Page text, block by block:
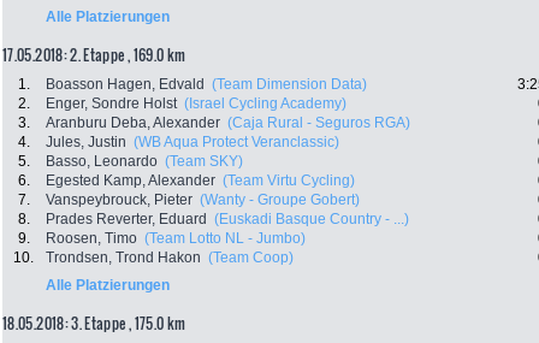
Alle Platzierungen
17.05.2018: 2. Etappe , 169.0 km
1. Boasson Hagen, Edvald (Team Dimension Data)
2.
Enger, Sondre Holst (Israel Cycling Academy)
3.
Aranburu Deba, Alexander (Caja Rural - Seguros RGA)
4.
Jules, Justin (WB Aqua Protect Veranclassic)
5.
Basso, Leonardo (Team SKY)
6.
Egested Kamp, Alexander (Team Virtu Cycling)
7.
Vanspeybrouck, Pieter (Wanty - Groupe Gobert)
8.
Prades Reverter, Eduard (Euskadi Basque Country - ...)
9.
Roosen, Timo (Team Lotto NL - Jumbo)
10.
Trondsen, Trond Hakon (Team Coop)
Alle Platzierungen
18.05.2018: 3. Etappe , 175.0 km